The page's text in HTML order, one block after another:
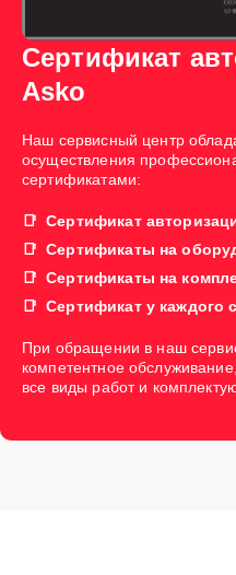
Сертификат
Asko
Наш сервисный центр
осуществления
сертификатами:
Сертификат
Сертификаты на
Сертификаты на
Сертификат у каждого
При обращении в наш
компетентное
все виды работ и